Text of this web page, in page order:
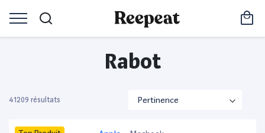
Rabot
41209 résultats